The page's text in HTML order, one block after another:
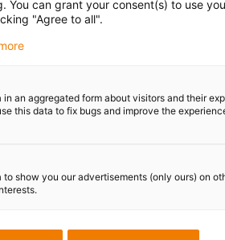
You can grant your consent(s) to use
"Agree to all".
in an aggregated form about visitors and their
this data to fix bugs and improve the
to show you our advertisements (only ours) on